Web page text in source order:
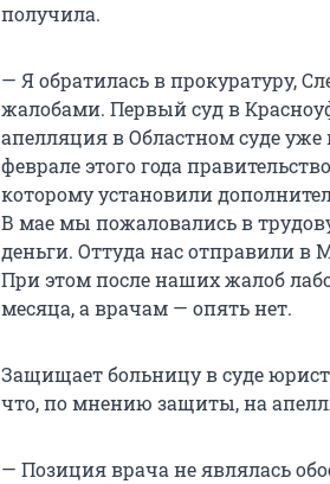
получила.
— Я обратилась в прокуратуру,
жалобами. Первый суд в
апелляция в Областном суде
феврале этого года
которому установили
В мае мы пожаловались в
деньги. Оттуда нас отправили в
При этом после наших жалоб
месяца, а врачам — опять нет.
Защищает больницу в суде
что, по мнению защиты, на
— Позиция врача не являлась